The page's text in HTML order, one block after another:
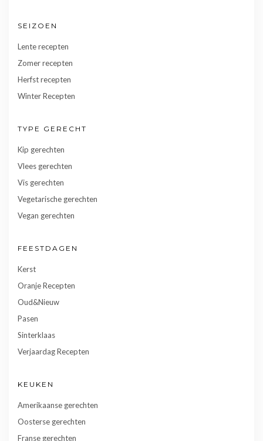
SEIZOEN
Lente recepten
Zomer recepten
Herfst recepten
Winter Recepten
TYPE GERECHT
Kip gerechten
Vlees gerechten
Vis gerechten
Vegetarische gerechten
Vegan gerechten
FEESTDAGEN
Kerst
Oranje Recepten
Oud&Nieuw
Pasen
Sinterklaas
Verjaardag Recepten
KEUKEN
Amerikaanse gerechten
Oosterse gerechten
Franse gerechten